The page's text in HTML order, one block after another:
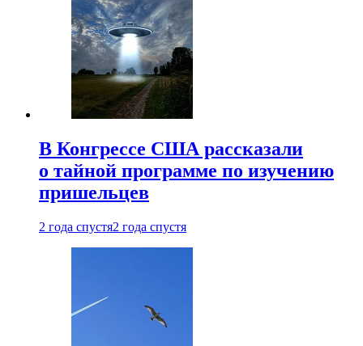
В Конгрессе США рассказали
о тайной программе по изучению
пришельцев
2 года спустя2 года спустя